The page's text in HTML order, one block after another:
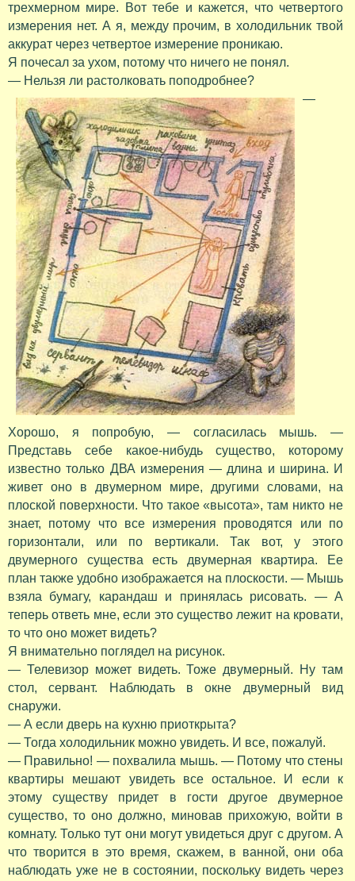
трехмерном мире. Вот тебе и кажется, что четвертого
измерения нет. А я, между прочим, в холодильник твой
аккурат через четвертое измерение проникаю.
Я почесал за ухом, потому что ничего не понял.
— Нельзя ли растолковать поподробнее?
—
Хорошо, я попробую, — согласилась мышь. —
Представь себе какое-нибудь существо, которому
известно только ДВА измерения — длина и ширина. И
живет оно в двумерном мире, другими словами, на
плоской поверхности. Что такое «высота», там никто не
знает, потому что все измерения проводятся или по
горизонтали, или по вертикали. Так вот, у этого
двумерного существа есть двумерная квартира. Ее
план также удобно изображается на плоскости. — Мышь
взяла бумагу, карандаш и принялась рисовать. — А
теперь ответь мне, если это существо лежит на кровати,
то что оно может видеть?
Я внимательно поглядел на рисунок.
— Телевизор может видеть. Тоже двумерный. Ну там
стол, сервант. Наблюдать в окне двумерный вид
снаружи.
— А если дверь на кухню приоткрыта?
— Тогда холодильник можно увидеть. И все, пожалуй.
— Правильно! — похвалила мышь. — Потому что стены
квартиры мешают увидеть все остальное. И если к
этому существу придет в гости другое двумерное
существо, то оно должно, миновав прихожую, войти в
комнату. Только тут они могут увидеться друг с другом. А
что творится в это время, скажем, в ванной, они оба
наблюдать уже не в состоянии, поскольку видеть через